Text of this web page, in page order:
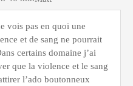
vois pas en quoi une
et de sang ne pourrait
certains domaine j’ai
que la violence et le sang
l’ado boutonneux